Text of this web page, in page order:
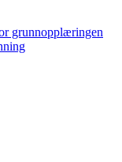
grunnopplæringen